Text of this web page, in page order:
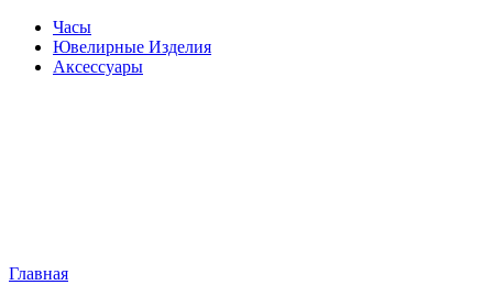
Часы
Ювелирные Изделия
Аксессуары
Главная